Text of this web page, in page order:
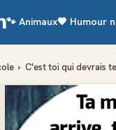
🐾 Animaux🖤 Humour
› C'est toi qui devrais